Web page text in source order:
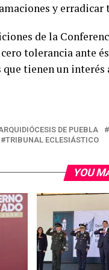
y
de la
tolerancia ante
tienen un
DE PUEBLA
TRIBUNAL ECLESIÁSTICO
YOU